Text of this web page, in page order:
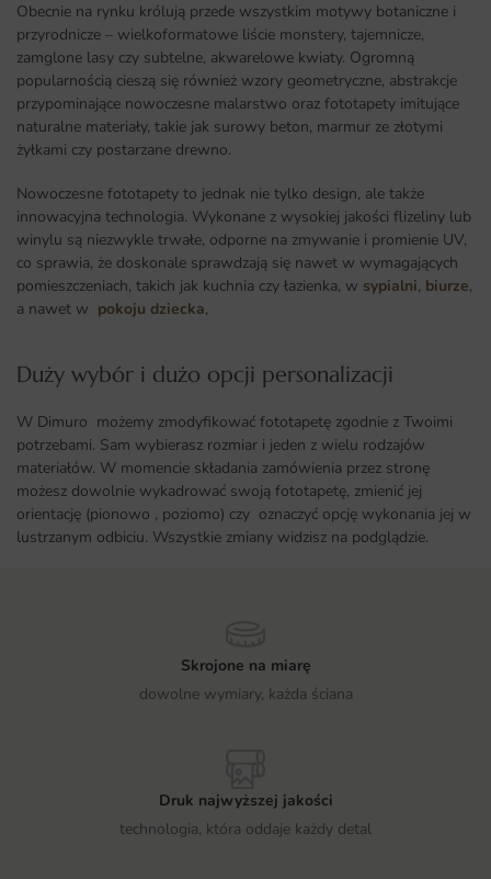
Obecnie na rynku królują przede wszystkim motywy botaniczne i
przyrodnicze – wielkoformatowe liście monstery, tajemnicze,
zamglone lasy czy subtelne, akwarelowe kwiaty. Ogromną
popularnością cieszą się również wzory geometryczne, abstrakcje
przypominające nowoczesne malarstwo oraz fototapety imitujące
naturalne materiały, takie jak surowy beton, marmur ze złotymi
żyłkami czy postarzane drewno.
Nowoczesne fototapety to jednak nie tylko design, ale także
innowacyjna technologia. Wykonane z wysokiej jakości flizeliny lub
winylu są niezwykle trwałe, odporne na zmywanie i promienie UV,
co sprawia, że doskonale sprawdzają się nawet w wymagających
pomieszczeniach, takich jak kuchnia czy łazienka, w sypialni, biurze,
a nawet w pokoju dziecka,
Duży wybór i dużo opcji personalizacji ​
W Dimuro możemy zmodyfikować fototapetę zgodnie z Twoimi
potrzebami. Sam wybierasz rozmiar i jeden z wielu rodzajów
materiałów. W momencie składania zamówienia przez stronę
możesz dowolnie wykadrować swoją fototapetę, zmienić jej
orientację (pionowo , poziomo) czy oznaczyć opcję wykonania jej w
lustrzanym odbiciu. Wszystkie zmiany widzisz na podglądzie.
Skrojone na miarę
dowolne wymiary, każda ściana
Druk najwyższej jakości
technologia, która oddaje każdy detal